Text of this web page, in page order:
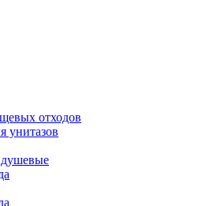
отходов
унитазов